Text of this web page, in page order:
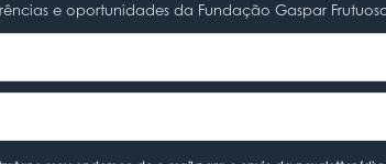
e oportunidades da Fundação Gaspar